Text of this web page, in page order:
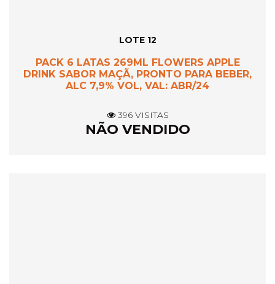
LOTE 12
PACK 6 LATAS 269ML FLOWERS APPLE
DRINK SABOR MAÇÃ, PRONTO PARA BEBER,
ALC 7,9% VOL, VAL: ABR/24
396 VISITAS
NÃO VENDIDO